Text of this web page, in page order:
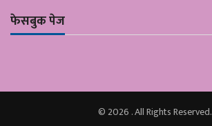
फेसबुक पेज
© 2026 . All Rights Reserved.